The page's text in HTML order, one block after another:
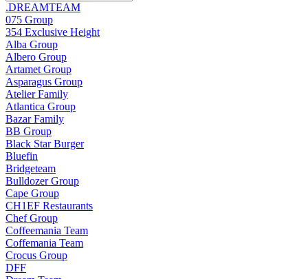
.DREAMTEAM
075 Group
354 Exclusive Height
Alba Group
Albero Group
Artamet Group
Asparagus Group
Atelier Family
Atlantica Group
Bazar Family
BB Group
Black Star Burger
Bluefin
Bridgeteam
Bulldozer Group
Cape Group
CH1EF Restaurants
Chef Group
Coffeemania Team
Coffemania Team
Crocus Group
DFF